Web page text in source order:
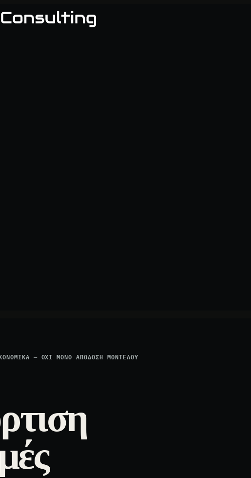
— ΌΧΙ ΜΌΝΟ ΑΠΌΔΟΣΗ ΜΟΝΤΈΛΟΥ